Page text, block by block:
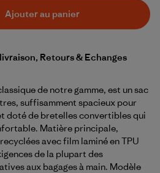
Ajouter au panier
Retours & Echanges
de notre gamme, est un sac
suffisamment spacieux pour
doté de bretelles convertibles qui
Matière principale,
avec film laminé en TPU
de la plupart des
aux bagages à main. Modèle